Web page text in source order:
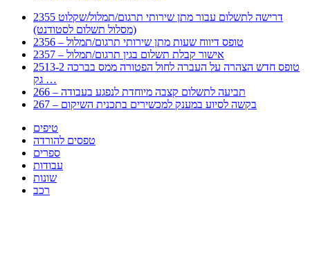
2355 דרישה לתשלום עבור מתן שירותי תרגום/תמלול/שקלוט
(מסלול תשלום לסטודנט)
2356 – טופס דיווח שעות מתן שירותי תרגום/תמלול
2357 – אישור קבלת תשלום בגין תרגום/תמלול
2513-2 טופס חדש הצהרה על העברה לחול הפטורה ממס בברכה
גק …
266 – תביעה לתשלום קצבה מיוחדת לנפגע בעבודה
267 – בקשה לסיוע במענק למכשירים בתכנית השיקום
טיפים
טפסים להורדה
ספרים
עבודות
שונות
רכב